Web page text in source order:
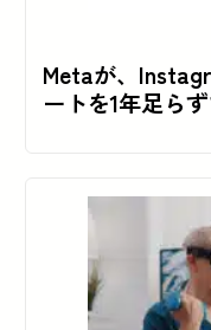
Metaが、
ートを1年足ら